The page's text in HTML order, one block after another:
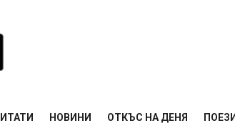
НОВИНИ ОТКЪС НА ДЕНЯ